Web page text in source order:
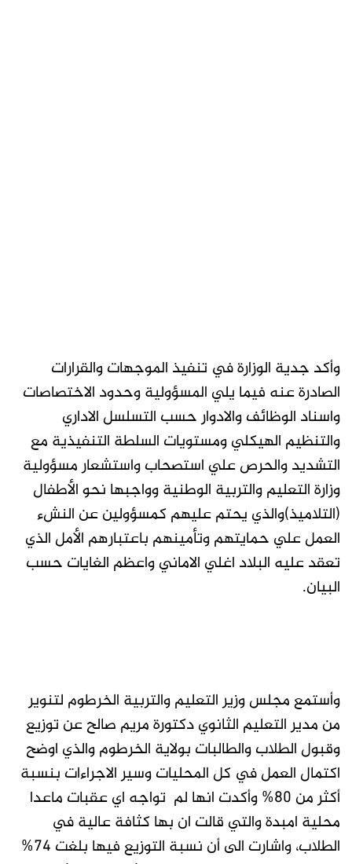
وأكد جدية الوزارة في تنفيذ الموجهات والقرارات
الصادرة عنه فيما يلي المسؤولية وحدود الاختصاصات
واسناد الوظائف والادوار حسب التسلسل الاداري
والتنظيم الهيكلي ومستويات السلطة التنفيذية مع
التشديد والحرص علي استصحاب واستشعار مسؤولية
وزارة التعليم والتربية الوطنية وواجبها نحو الأطفال
(التلاميذ)والذي يحتم عليهم كمسؤولين عن النشء
العمل علي حمايتهم وتأمينهم باعتبارهم الأمل الذي
تعقد عليه البلاد اغلي الاماني واعظم الغايات حسب
البيان.
وأستمع مجلس وزير التعليم والتربية الخرطوم لتنوير
من مدير التعليم الثانوي دكتورة مريم صالح عن توزيع
وقبول الطلاب والطالبات بولاية الخرطوم والذي اوضح
اكتمال العمل في كل المحليات وسير الاجراءات بنسبة
أكثر من 80% وأكدت انها لم تواجه اي عقبات ماعدا
محلية امبدة والتي قالت ان بها كثافة عالية في
الطلاب، واشارت الى أن نسبة التوزيع فيها بلغت 74%